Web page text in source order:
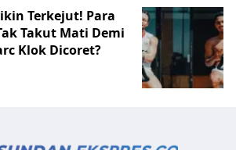
Terkejut! Para
Takut Mati Demi
Klok Dicoret?